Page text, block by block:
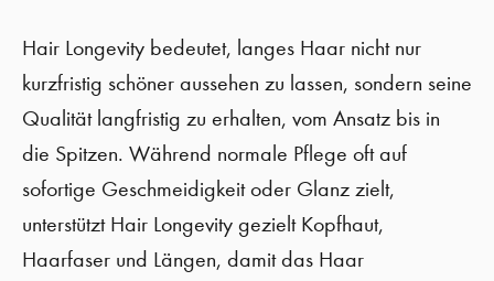
Hair Longevity bedeutet, langes Haar nicht nur
kurzfristig schöner aussehen zu lassen, sondern seine
Qualität langfristig zu erhalten, vom Ansatz bis in
die Spitzen. Während normale Pflege oft auf
sofortige Geschmeidigkeit oder Glanz zielt,
unterstützt Hair Longevity gezielt Kopfhaut,
Haarfaser und Längen, damit das Haar